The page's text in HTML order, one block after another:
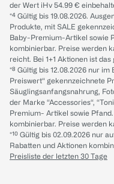
der Wert iHv 54.99 €
*⁴ Gültig bis 19.08.2026.
Produkte, mit SALE
Baby-Premium-Artikel sowie
kombinierbar. Preise werden
reicht. Bei 1+1 Aktionen ist
*⁸ Gültig bis 12.08.2026 nur im
Preiswert“ gekennzeichnete
Säuglingsanfangsnahrung,
der Marke “Accessories“,
Premium- Artikel sowie
kombinierbar. Preise werden
*¹⁰ Gültig bis 02.09.2026 nur
Rabatten und Aktionen
Preisliste der letzten 30 Tage